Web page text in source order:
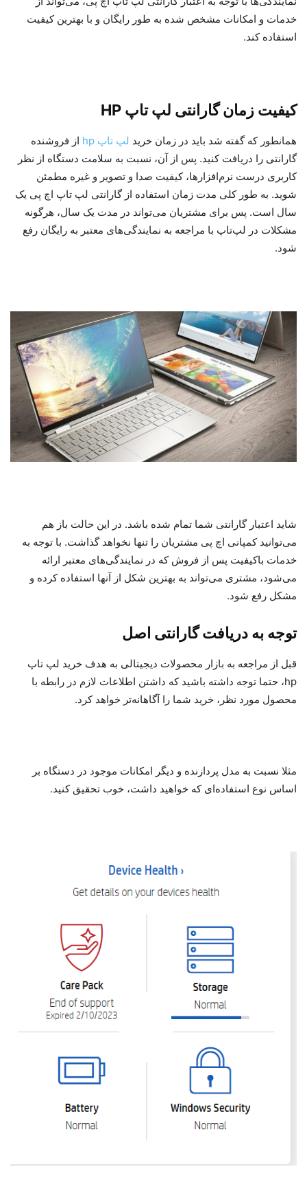
خدمات و امکانات مشخص شده به طور رایگان و با بهترین کیفیت
استفاده کند.
کیفیت زمان گارانتی لپ تاپ HP
همانطور که گفته شد باید در زمان خرید لپ تاپ hp
از فروشنده
گارانتی را دریافت کنید. پس از آن، نسبت به سلامت دستگاه از نظر
کاربری درست نرم‌افزار‌ها، کیفیت صدا و تصویر و غیره مطمئن
شوید. به طور کلی مدت زمان استفاده از گارانتی لپ تاپ اچ پی یک
سال است. پس برای مشتریان می‌تواند در مدت یک سال، هرگونه
مشکلات در لپ‌تاپ با مراجعه به نمایندگی‌های معتبر به رایگان رفع
شود.
شاید اعتبار گارانتی شما تمام شده باشد. در این حالت باز هم
می‌توانید کمپانی اچ پی مشتریان را تنها نخواهد گذاشت. با توجه به
خدمات باکیفیت پس از فروش که در نمایندگی‌های معتبر ارائه
می‌شود، مشتری می‌تواند به بهترین شکل از آنها استفاده کرده و
مشکل رفع شود.
توجه به دریافت گارانتی اصل
قبل از مراجعه به بازار محصولات دیجیتالی به هدف خرید لپ تاپ
hp، حتما توجه داشته باشید که داشتن اطلاعات لازم در رابطه با
محصول مورد نظر، خرید شما را آگاهانه‌تر خواهد کرد.
مثلا نسبت به مدل پردازنده و دیگر امکانات موجود در دستگاه بر
اساس نوع استفاده‌ای که خواهید داشت، خوب تحقیق کنید.